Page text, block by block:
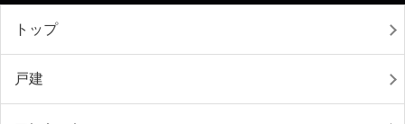
トップ
戸建